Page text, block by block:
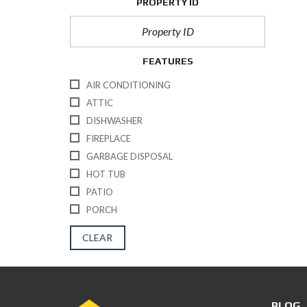
FEATURES
AIR CONDITIONING
ATTIC
DISHWASHER
FIREPLACE
GARBAGE DISPOSAL
HOT TUB
PATIO
PORCH
CLEAR